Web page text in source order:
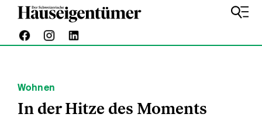
Wohnen
In der Hitze des Moments